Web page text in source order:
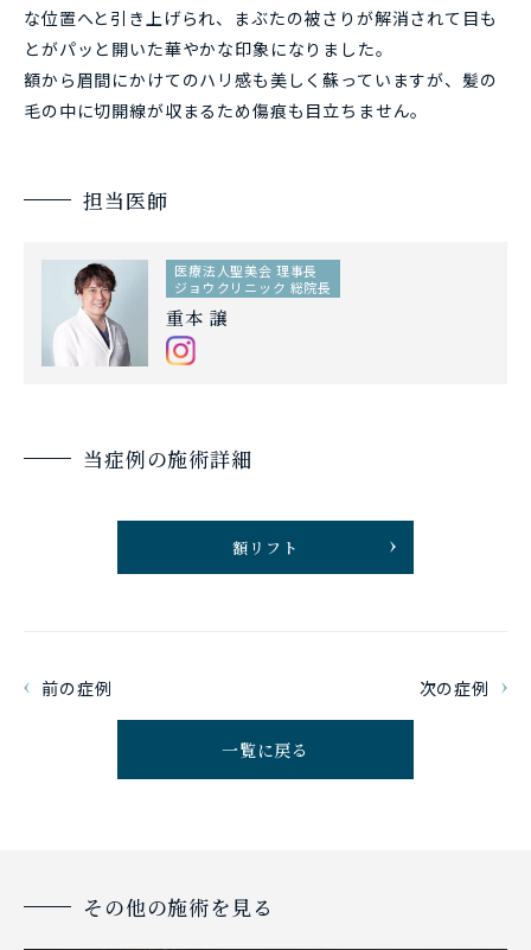
な位置へと引き上げられ、まぶたの被さりが解消されて目も
とがパッと開いた華やかな印象になりました。
額から眉間にかけてのハリ感も美しく蘇っていますが、髪の
毛の中に切開線が収まるため傷痕も目立ちません。
担当医師
医療法人聖美会 理事長
ジョウクリニック 総院長
重本 譲
当症例の施術詳細
額リフト
前の症例 次の症例
一覧に戻る
その他の施術を見る